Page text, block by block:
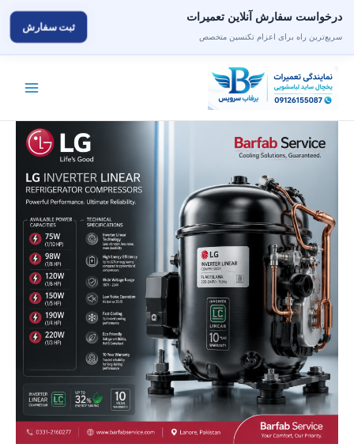
محتوا
درخواست سفارش آنلاین تعمیرات
سریع‌ترین راه برای اعزام تکنسین متخصص
ثبت سفارش